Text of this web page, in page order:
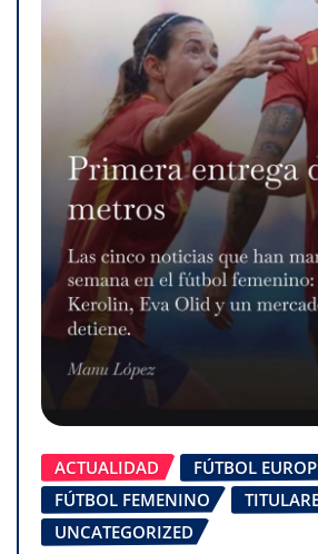
ACTUALIDAD
FÚTBOL
FÚTBOL FEMENINO
UNCATEGORIZED